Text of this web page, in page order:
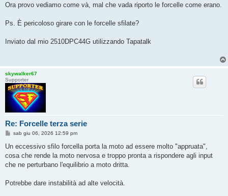
Ora provo vediamo come và, mal che vada riporto le forcelle come erano.
Ps. È pericoloso girare con le forcelle sfilate?
Inviato dal mio 2510DPC44G utilizzando Tapatalk
skywalker67
Supporter
Re: Forcelle terza serie
M
s
a
g
o
sab giu 06, 2026 12:59 pm
Un eccessivo sfilo forcella porta la moto ad essere molto "appruata",
cosa che rende la moto nervosa e troppo pronta a rispondere agli input
che ne perturbano l'equilibrio a moto dritta.
Potrebbe dare instabilità ad alte velocità.